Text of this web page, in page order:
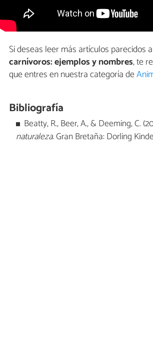
Si deseas leer más artículos parecidos a
carnívoros: ejemplos y nombres, te
que entres en nuestra categoría de
Bibliografía
Beatty, R., Beer, A., & Deeming, C.
naturaleza.Gran Bretaña: Dorling